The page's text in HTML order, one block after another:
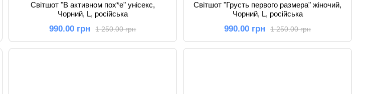
Світшот "В активном пох*е" унісекс,
Чорний, L, російська
1 250.00 грн
990.00 грн
Світшот "Грусть первого размера" жіночий,
Чорний, L, російська
1 250.00 грн
990.00 грн